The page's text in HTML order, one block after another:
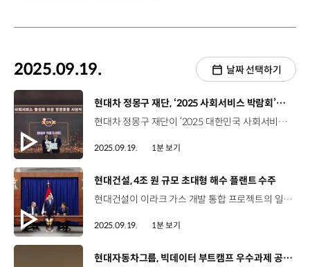
2025.09.19. 날짜 선택하기
[동영상]
현대차 정몽구 재단, ‘2025 사회서비스 박람회’에서 ‘보건복지부 장관표창’ 수상
현대차 정몽구 재단이 ‘2025 대한민국 사회서비스 박람회’ 개막식에서 ‘2025 사회서비스 활성화 유공 보건복지부 장관표창’을 수상했습니다. 장관표창은 사회서비스의 새로운 수요에 대응하여 적극적이고 선도적으로 사업을 수행한 개인 또는 기관을 선정해 시상하는데요. 현대차 정몽구 재단은 임팩트 스타트업을 발굴·육성하는 ‘H-온드림 스타트업 그라운드’와 의료 프로그램 ‘온드림 자선건강검진’을 진행한 공로를 인정받았습니다. 현대차 정몽구 재단은 앞으로도 사회 각 분야에서 지속 가능한 변화를 이끌어 나갈 예정입니다.
2025.09.19. 1분 보기
[동영상]
현대건설, 4조 원 규모 초대형 해수 플랜트 수주
현대건설이 이라크 가스 개발 통합 프로젝트의 일환인 초대형 해수 처리 플랜트 공사를 수주했습니다. 현대건설은 지난 14일, 이라크 바그다드에 있는 이라크 총리실에서 4조 원 규모의 해수공급시설 프로젝트에 관한 계약을 체결했는데요. 이번 프로젝트를 통해 코르 알 주바이르 항구 인근에 건설될 초대형 플랜트는 하루 500만 배럴 용량의 용수를 생산해 원유 증산에 사용될 것으로 기대됩니다. 현대건설은 1978년 바스라 하수도 1단계 공사를 시작으로, 주요한 국책 공사를 수행해 왔는데요. 앞으로도 탁월한 공사 수행 능력과 오랜 신뢰를 기반으로 글로벌 플랜트 강자의 위상을 높여 나갈 계획입니다.
2025.09.19. 1분 보기
[동영상]
현대자동차그룹, 빅데이터 부트캠프 우수과제 공유회 ‘Re:boot Session’ 개최